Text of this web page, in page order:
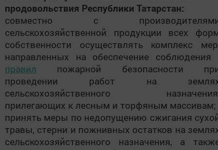
продовольствия Республики Татарстан:
совместно с
сельскохозяйственной продукции всех
собственности осуществлять комплекс
направленных на обеспечение
правил пожарной безопасности
проведении работ на
сельскохозяйственного
прилегающих к лесным и торфяным массивам;
принять меры по недопущению сжигания
травы, стерни и пожнивных остатков на
сельскохозяйственного назначения, а